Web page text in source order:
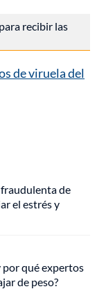
, para recibir las
de viruela del
de
el estrés y
por qué expertos
de peso?